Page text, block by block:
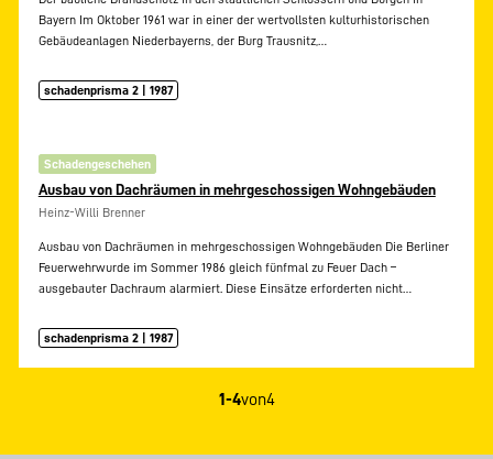
Bayern Im Oktober 1961 war in einer der wertvollsten kulturhistorischen
Gebäudeanlagen Niederbayerns, der Burg Trausnitz,…
schadenprisma 2 | 1987
Schadengeschehen
Ausbau von Dachräumen in mehrgeschossigen Wohngebäuden
Heinz-Willi Brenner
Ausbau von Dachräumen in mehrgeschossigen Wohngebäuden Die Berliner
Feuerwehrwurde im Sommer 1986 gleich fünfmal zu Feuer Dach –
ausgebauter Dachraum alarmiert. Diese Einsätze erforderten nicht…
schadenprisma 2 | 1987
1-4von4